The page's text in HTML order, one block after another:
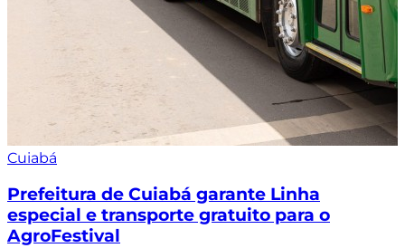
Cuiabá
Prefeitura de Cuiabá garante Linha
especial e transporte gratuito para o
AgroFestival